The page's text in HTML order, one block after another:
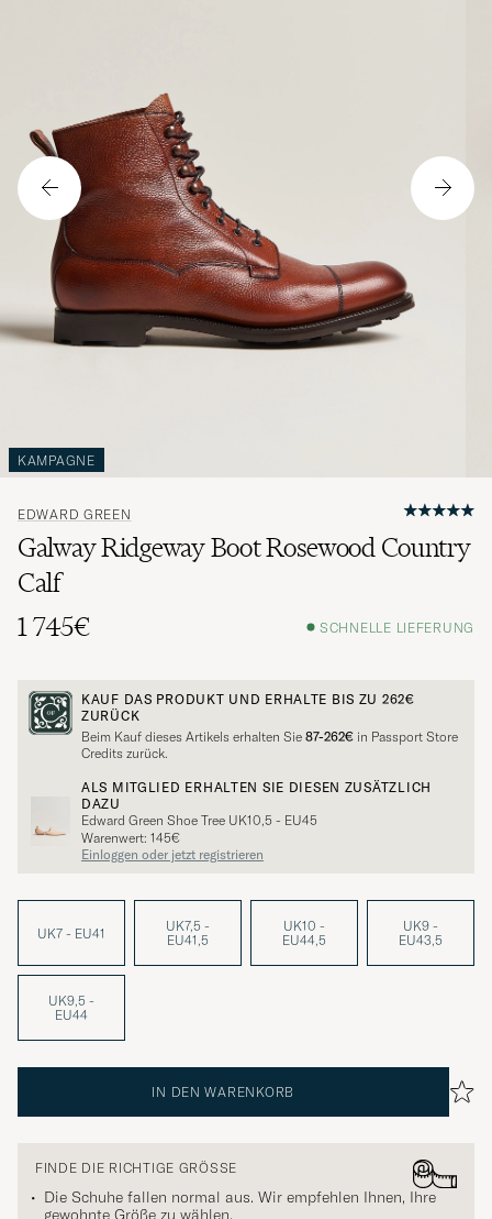
KAMPAGNE
EDWARD GREEN
Galway Ridgeway Boot Rosewood Country
Calf
1 745€
SCHNELLE LIEFERUNG
KAUF DAS PRODUKT UND ERHALTE BIS ZU 262€
ZURÜCK
Beim Kauf dieses Artikels erhalten Sie 87-262€ in Passport Store
Credits zurück.
ALS MITGLIED ERHALTEN SIE DIESEN ZUSÄTZLICH
DAZU
Edward Green Shoe Tree UK10,5 - EU45
Warenwert: 145€
Einloggen oder jetzt registrieren
UK7 - EU41
UK7,5 -
EU41,5
UK10 -
EU44,5
UK9 -
EU43,5
UK9,5 -
EU44
IN DEN WARENKORB
FINDE DIE RICHTIGE GRÖSSE
Die Schuhe fallen normal aus. Wir empfehlen Ihnen, Ihre
gewohnte Größe zu wählen.